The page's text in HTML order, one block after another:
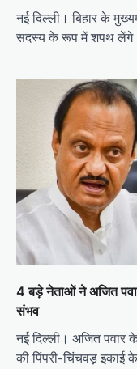
नई दिल्ली। बिहार के
सदस्य के रूप में शपथ लेंगे।
4 बड़े नेताओं ने अजित
संभव
नई दिल्ली। अजित पवार
की पिंपरी-चिंचवड़ इकाई